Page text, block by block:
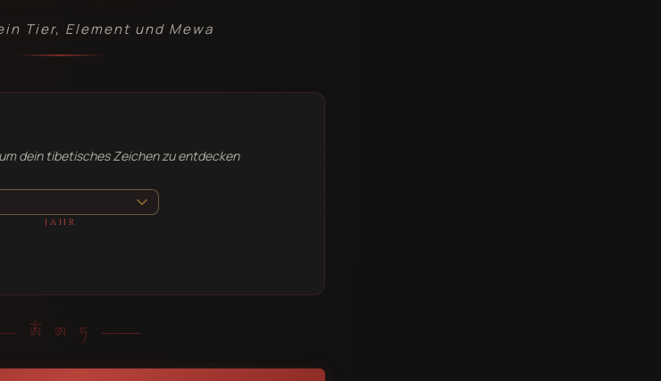
Tier, Element und Mewa
dein tibetisches Zeichen zu entdecken
JAHR
ༀ ཨ ཧ ⸻